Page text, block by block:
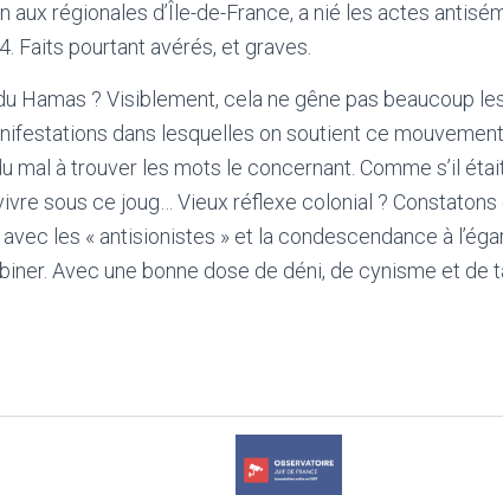
aux régionales d’Île-de-France, a nié les actes
Faits pourtant avérés, et graves.
Hamas ? Visiblement, cela ne gêne pas beaucoup
dans lesquelles on soutient ce
mal à trouver les mots le concernant. Comme s’il
sous ce joug… Vieux réflexe colonial ?
les « antisionistes » et la condescendance à
Avec une bonne dose de déni, de cynisme et de